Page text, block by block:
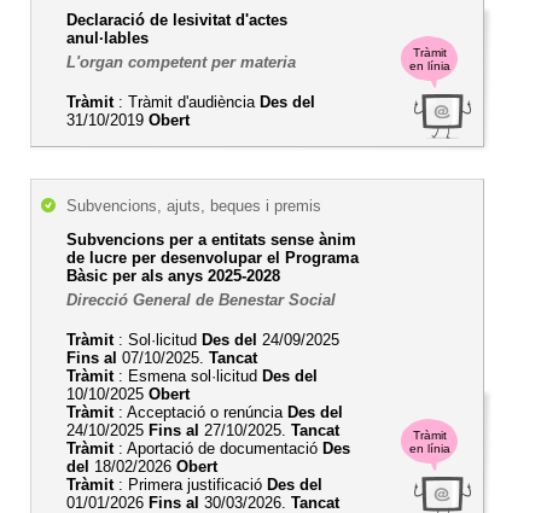
Tràmit
en línia
Declaració de lesivitat d'actes
anul·lables
L'organ competent per materia
Tràmit: Tràmit d'audiència Des del
31/10/2019 Obert
Tràmit
en línia
Subvencions, ajuts, beques i premis
Subvencions per a entitats sense ànim
de lucre per desenvolupar el Programa
Bàsic per als anys 2025-2028
Direcció General de Benestar Social
Tràmit: Sol·licitud Des del 24/09/2025
Fins al 07/10/2025. Tancat
Tràmit: Esmena sol·licitud Des del
10/10/2025 Obert
Tràmit: Acceptació o renúncia Des del
24/10/2025 Fins al 27/10/2025. Tancat
Tràmit: Aportació de documentació Des
del 18/02/2026 Obert
Tràmit: Primera justificació Des del
01/01/2026 Fins al 30/03/2026. Tancat